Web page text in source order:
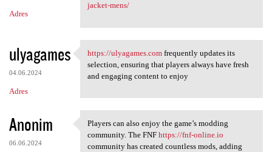
Adres
jacket-mens/
ulyagames
04.06.2024
Adres
https://ulyagames.com
https://ulyagames.comfrequently updates its
selection, ensuring that players always have fresh
and engaging content to enjoy
Anonim
06.06.2024
Players can also enjoy the
Players can also enjoy the game’s modding
community. The FNF https://fnf-online.io
community has created countless mods, adding